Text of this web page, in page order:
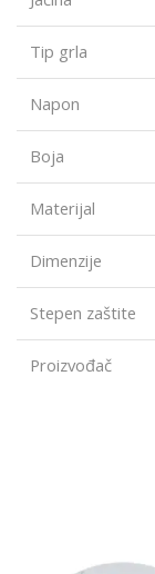
Tip grla
Napon
Boja
Materijal
Dimenzije
Stepen zaštite
Proizvođač